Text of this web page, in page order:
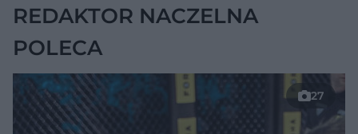
REDAKTOR NACZELNA
POLECA
27